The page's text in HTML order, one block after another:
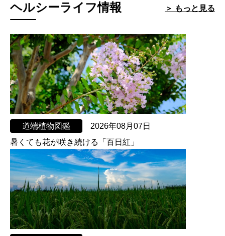
ヘルシーライフ情報
道端植物図鑑
2026年08月07日
暑くても花が咲き続ける「百日紅」
＞ もっと見る